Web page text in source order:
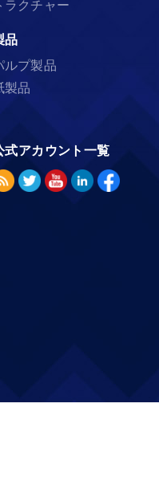
ラクチャー
品
ルプ製品
製品
式アカウント一覧